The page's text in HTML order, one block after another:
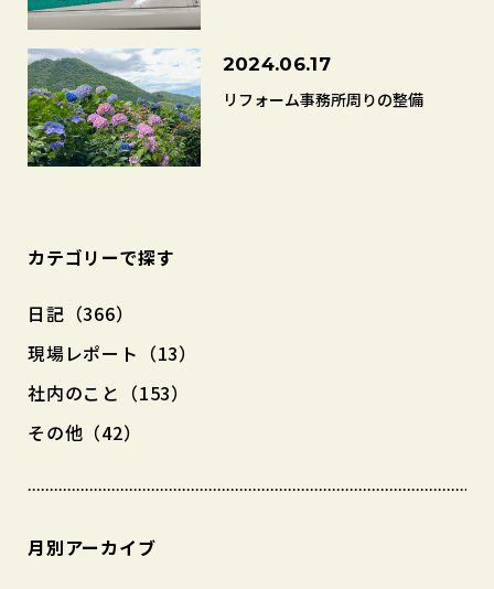
2024.06.17
リフォーム事務所周りの整備
カテゴリーで探す
日記（366）
現場レポート（13）
社内のこと（153）
その他（42）
月別アーカイブ